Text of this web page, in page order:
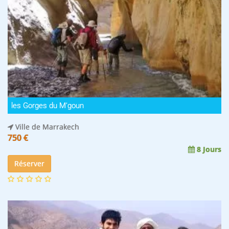
les Gorges du M’goun
Ville de Marrakech
750 €
8 Jours
Réserver